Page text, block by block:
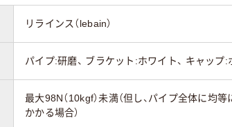
リラインス（lebain）
パイプ:研磨、 ブラケット:ホワイト、 キャップ:
最大98N（10kgf）未満（但し、パイプ全体に均
かかる場合）